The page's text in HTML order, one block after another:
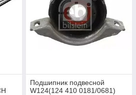
Подшипник подвесной
W124(124 410 0181/0681)